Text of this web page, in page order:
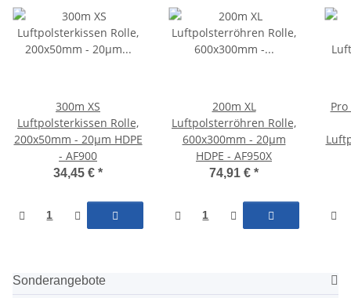
300m XS
Luftpolsterkissen Rolle,
200x50mm - 20µm HDPE
- AF900
34,45 € *
200m XL
Luftpolsterröhren Rolle,
600x300mm - 20µm
HDPE - AF950X
74,91 € *
Sonderangebote